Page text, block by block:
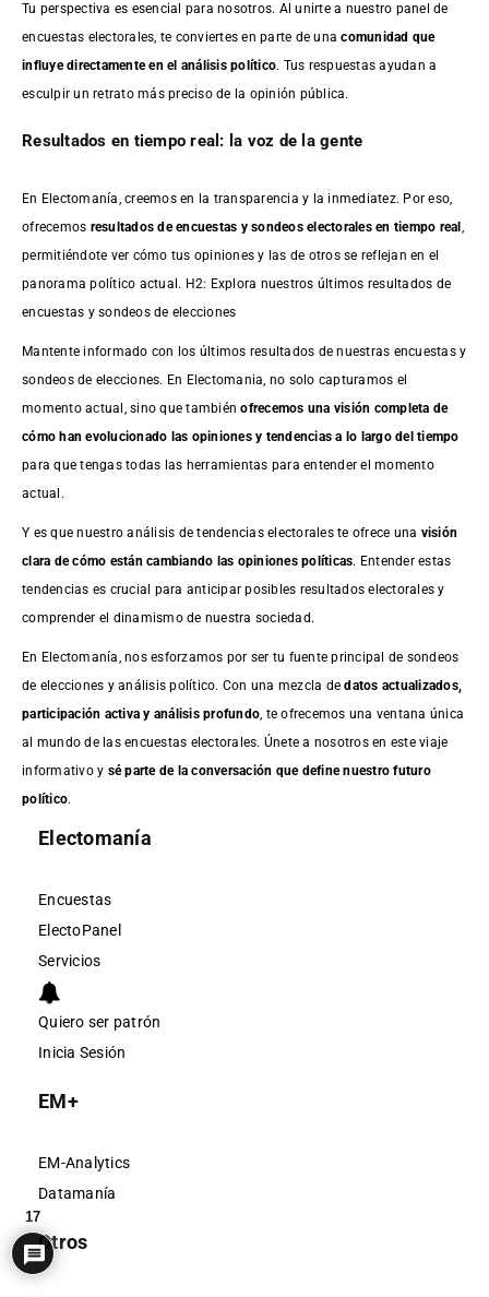
Tu perspectiva es esencial para nosotros. Al unirte a nuestro panel de
encuestas electorales, te conviertes en parte de unacomunidad que
influye directamente en el análisis político. Tus respuestas ayudan a
esculpir un retrato más preciso de la opinión pública.
Resultados en tiempo real: la voz de la gente
En Electomanía, creemos en la transparencia y la inmediatez. Por eso,
ofrecemos resultados deencuestas y sondeos electorales en tiempo real ,
permitiéndote ver cómo tus opiniones y las de otros se reflejan en el
panorama político actual. H2: Explora nuestros últimos resultados de
encuestas y sondeos de elecciones
Mantente informado con los últimos resultados de nuestras encuestasy
sondeos de elecciones. En Electomania, no solo capturamos el
momento actual, sino que tambiénofrecemos una visión completa de
cómo han evolucionado las opiniones y tendencias a lo largo del tiempo
para que tengas todas las herramientas para entender el momento
actual.
Y es que nuestro análisis de tendencias electorales te ofrece una visión
clara de cómo están cambiando las opiniones políticas. Entender estas
tendencias es crucial para anticipar posibles resultados electorales y
comprender el dinamismo de nuestra sociedad.
En Electomanía, nos esforzamos por ser tu fuente principal de sondeos
de elecciones y análisis político. Con una mezcla dedatos actualizados,
participación activa y análisis profundo, te ofrecemos una ventana única
al mundo de las encuestas electorales. Únete a nosotros en este viaje
informativo y sé parte de la conversación que define nuestro futuro
político.
Electomanía
Encuestas
ElectoPanel
Servicios
Quiero ser patrón
Inicia Sesión
EM+
EM-Analytics
Datamanía
Otros
17